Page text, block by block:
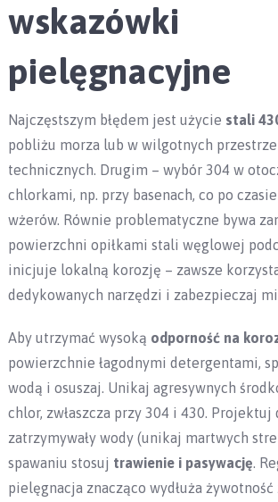
wskazówki
pielęgnacyjne
Najczęstszym błędem jest użycie stali
pobliżu morza lub w wilgotnych
technicznych. Drugim – wybór 304 w
chlorkami, np. przy basenach, co po
wżerów. Równie problematyczne bywa
powierzchni opiłkami stali węglowej
inicjuje lokalną korozję – zawsze
dedykowanych narzędzi i zabezpieczaj
Aby utrzymać wysoką odporność na
powierzchnie łagodnymi detergentami,
wodą i osuszaj. Unikaj agresywnych
chlor, zwłaszcza przy 304 i 430.
zatrzymywały wody (unikaj martwych
spawaniu stosuj trawienie i pasywację.
pielęgnacja znacząco wydłuża żywotność